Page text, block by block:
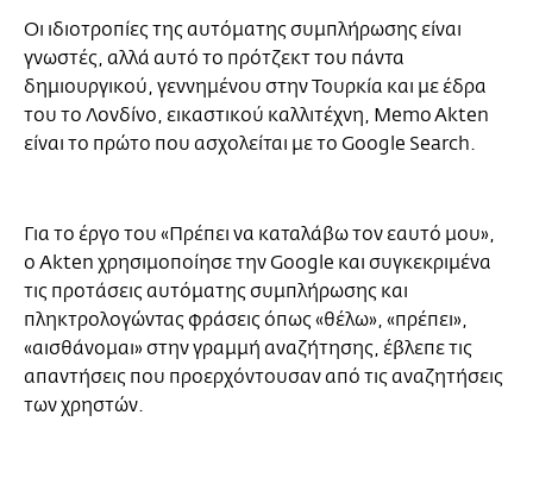
Οι ιδιοτροπίες της αυτόματης συμπλήρωσης είναι
γνωστές, αλλά αυτό το πρότζεκτ του πάντα
δημιουργικού, γεννημένου στην Τουρκία και με έδρα
του το Λονδίνο, εικαστικού καλλιτέχνη, Memo Akten
είναι το πρώτο που ασχολείται με το Google Search.
Για το έργο του «Πρέπει να καταλάβω τον εαυτό μου»,
ο Akten χρησιμοποίησε την Google και συγκεκριμένα
τις προτάσεις αυτόματης συμπλήρωσης και
πληκτρολογώντας φράσεις όπως «θέλω», «πρέπει»,
«αισθάνομαι» στην γραμμή αναζήτησης, έβλεπε τις
απαντήσεις που προερχόντουσαν από τις αναζητήσεις
των χρηστών.